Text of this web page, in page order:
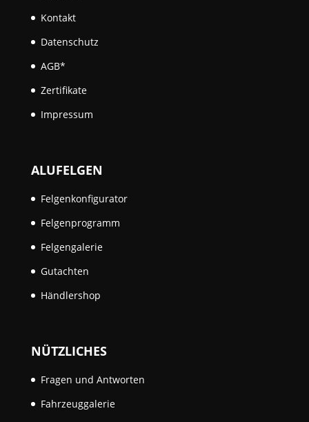
Kontakt
Datenschutz
AGB*
Zertifikate
Impressum
ALUFELGEN
Felgenkonfigurator
Felgenprogramm
Felgengalerie
Gutachten
Händlershop
NÜTZLICHES
Fragen und Antworten
Fahrzeuggalerie